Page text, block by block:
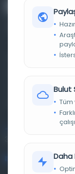
Farklı dönem, dil
materyalleri bir
kütüphane ve
Bulut
Tüm
Daha